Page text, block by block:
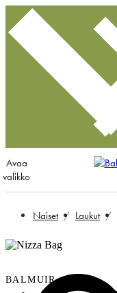
Avaa
valikko
Naiset Laukut
BALMUIR